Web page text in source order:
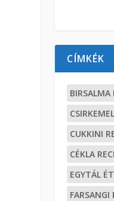
CÍMKÉK
BIRSALMA
CUKKINI
CÉKLA
EGYTÁL
FARSANGI